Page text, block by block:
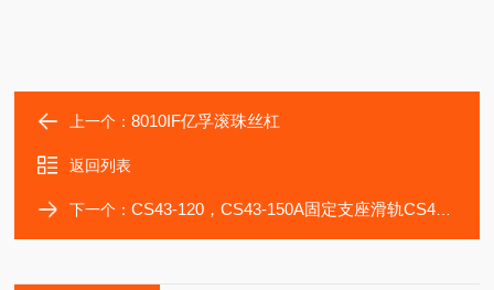
上一个：8010IF亿孚滚珠丝杠
返回列表
下一个：CS43-120，CS43-150A固定支座滑轨CS43-150A轴承ROLLON滚轮滑块